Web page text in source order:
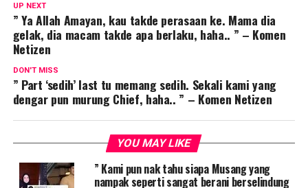
UP NEXT
” Ya Allah Amayan, kau takde perasaan ke. Mama dia
gelak, dia macam takde apa berlaku, haha.. ” – Komen
Netizen
DON'T MISS
” Part ‘sedih’ last tu memang sedih. Sekali kami yang
dengar pun murung Chief, haha.. ” – Komen Netizen
YOU MAY LIKE
” Kami pun nak tahu siapa Musang yang
nampak seperti sangat berani berselindung